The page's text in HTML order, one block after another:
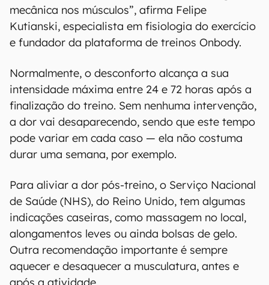
mecânica nos músculos”, afirma Felipe
Kutianski, especialista em fisiologia do exercício
e fundador da plataforma de treinos Onbody.
Normalmente, o desconforto alcança a sua
intensidade máxima entre 24 e 72 horas após a
finalização do treino. Sem nenhuma intervenção,
a dor vai desaparecendo, sendo que este tempo
pode variar em cada caso — ela não costuma
durar uma semana, por exemplo.
Para aliviar a dor pós-treino, o Serviço Nacional
de Saúde (NHS), do Reino Unido, tem algumas
indicações caseiras, como massagem no local,
alongamentos leves ou ainda bolsas de gelo.
Outra recomendação importante é sempre
aquecer e desaquecer a musculatura, antes e